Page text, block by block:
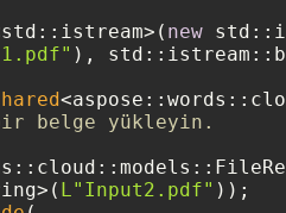
new
),
belge yükleyin.
L"Input2.pdf" ));